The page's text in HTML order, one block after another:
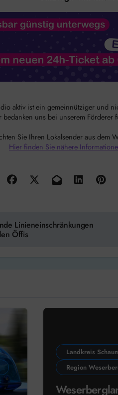
aktiv ist ein gemeinnütziger und
bedanken uns bei unserem Förderer
Sie Ihren Lokalsender aus dem
Hier finden Sie nähere
Linieneinschränkungen
Öffis
Landkreis
Region